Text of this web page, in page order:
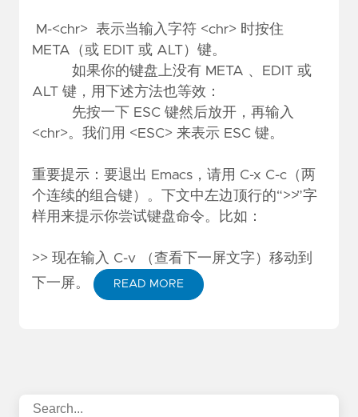
M-<chr> 表示当输入字符 <chr> 时按住
META（或 EDIT 或 ALT）键。
如果你的键盘上没有 META 、EDIT 或
ALT 键，用下述方法也等效：
先按一下 ESC 键然后放开，再输入
<chr>。我们用 <ESC> 来表示 ESC 键。
重要提示：要退出 Emacs，请用 C-x C-c（两
个连续的组合键）。下文中左边顶行的“>>”字
样用来提示你尝试键盘命令。比如：
>> 现在输入 C-v （查看下一屏文字）移动到
下一屏。
READ MORE